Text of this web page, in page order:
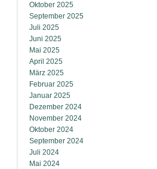
Oktober 2025
September 2025
Juli 2025
Juni 2025
Mai 2025
April 2025
März 2025
Februar 2025
Januar 2025
Dezember 2024
November 2024
Oktober 2024
September 2024
Juli 2024
Mai 2024